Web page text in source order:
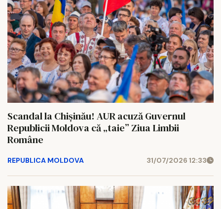
Scandal la Chișinău! AUR acuză Guvernul
Republicii Moldova că „taie” Ziua Limbii
Române
REPUBLICA MOLDOVA 31/07/2026 12:33